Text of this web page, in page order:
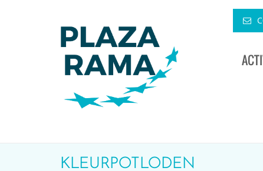
KLEURPOTLODEN